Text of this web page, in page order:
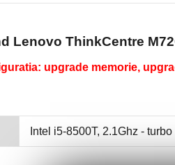
Lenovo ThinkCentre
upgrade memorie,
Intel i5-8500T, 2.1Ghz -